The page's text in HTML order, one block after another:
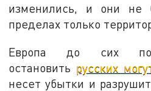
изменились, и они не
пределах только
Европа до сих
остановить русских
несет убытки и